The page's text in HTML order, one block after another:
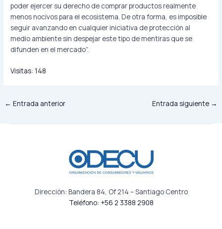
poder ejercer su derecho de comprar productos realmente
menos nocivos para el ecosistema. De otra forma, es imposible
seguir avanzando en cualquier iniciativa de protección al
medio ambiente sin despejar este tipo de mentiras que se
difunden en el mercado”.
Visitas: 148
← Entrada anterior Entrada siguiente →
Dirección: Bandera 84, Of 214 – Santiago Centro
Teléfono: +56 2 3388 2908